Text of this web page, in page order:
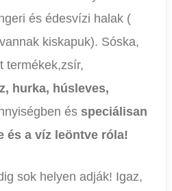
és édesvízi halak (
kiskapuk). Sóska,
termékek,zsír,
hurka, húsleves,
és speciálisan
és a víz leöntve róla!
sok helyen adják! Igaz,